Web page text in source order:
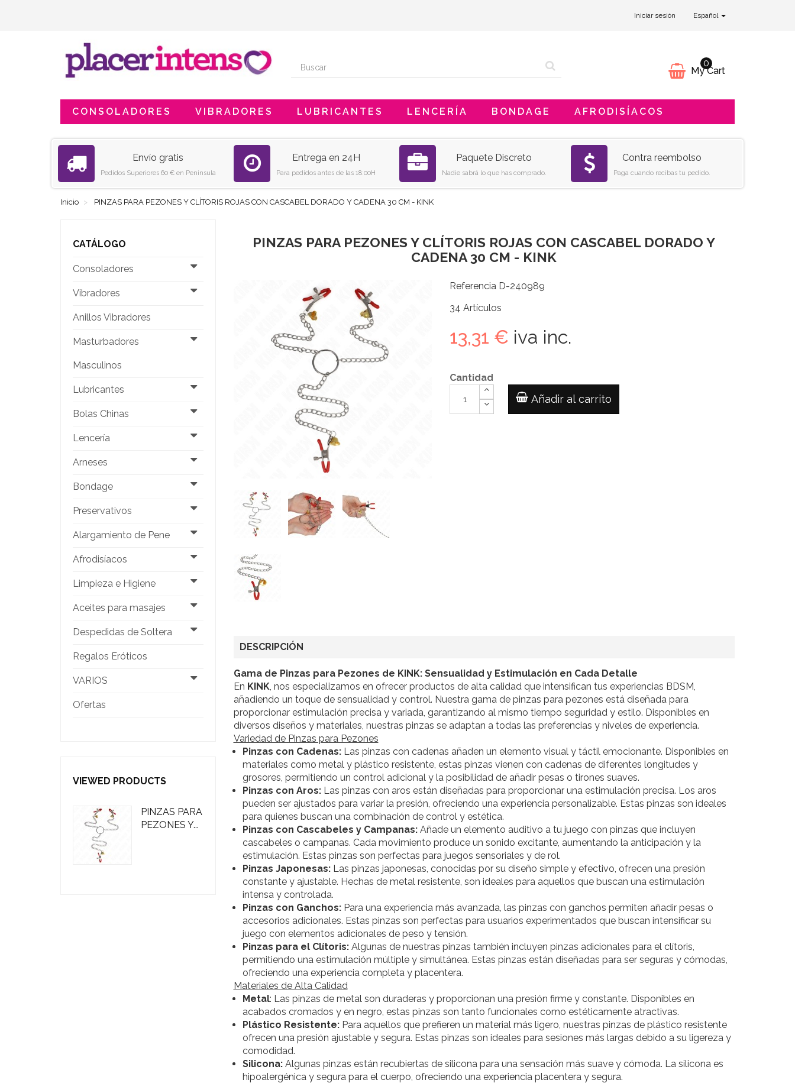
Iniciar sesión Español
My Cart
0
CONSOLADORES VIBRADORES LUBRICANTES LENCERÍA BONDAGE AFRODISÍACOS
Envío gratis
Pedidos Superiores 60 € en Peninsula
Entrega en 24H
Para pedidos antes de las 18:00H
Paquete Discreto
Nadie sabrá lo que has comprado.
Contra reembolso
Paga cuando recibas tu pedido.
Inicio PINZAS PARA PEZONES Y CLÍTORIS ROJAS CON CASCABEL DORADO Y CADENA 30 CM - KINK
CATÁLOGO
Consoladores
Vibradores
Anillos Vibradores
Masturbadores
Masculinos
Lubricantes
Bolas Chinas
Lencería
Arneses
Bondage
Preservativos
Alargamiento de Pene
Afrodisíacos
Limpieza e Higiene
Aceites para masajes
Despedidas de Soltera
Regalos Eróticos
VARIOS
Ofertas
VIEWED PRODUCTS
PINZAS PARA
PEZONES Y...
PINZAS PARA PEZONES Y CLÍTORIS ROJAS CON CASCABEL DORADO Y
CADENA 30 CM - KINK
Referencia D-240989
34 Artículos
13,31 € iva inc.
Cantidad
Añadir al carrito
DESCRIPCIÓN
Gama de Pinzas para Pezones de KINK: Sensualidad y Estimulación en Cada Detalle
En KINK , nos especializamos en ofrecer productos de alta calidad que intensifican tus experiencias BDSM,
añadiendo un toque de sensualidad y control. Nuestra gama de pinzas para pezones está diseñada para
proporcionar estimulación precisa y variada, garantizando al mismo tiempo seguridad y estilo. Disponibles en
diversos diseños y materiales, nuestras pinzas se adaptan a todas las preferencias y niveles de experiencia.
Variedad de Pinzas para Pezones
Pinzas con Cadenas: Las pinzas con cadenas añaden un elemento visual y táctil emocionante. Disponibles en
materiales como metal y plástico resistente, estas pinzas vienen con cadenas de diferentes longitudes y
grosores, permitiendo un control adicional y la posibilidad de añadir pesas o tirones suaves.
Pinzas con Aros:Las pinzas con aros están diseñadas para proporcionar una estimulación precisa. Los aros
pueden ser ajustados para variar la presión, ofreciendo una experiencia personalizable. Estas pinzas son ideales
para quienes buscan una combinación de control y estética.
Pinzas con Cascabeles y Campanas: Añade un elemento auditivo a tu juego con pinzas que incluyen
cascabeles o campanas. Cada movimiento produce un sonido excitante, aumentando la anticipación y la
estimulación. Estas pinzas son perfectas para juegos sensoriales y de rol.
Pinzas Japonesas:Las pinzas japonesas, conocidas por su diseño simple y efectivo, ofrecen una presión
constante y ajustable. Hechas de metal resistente, son ideales para aquellos que buscan una estimulación
intensa y controlada.
Pinzas con Ganchos:Para una experiencia más avanzada, las pinzas con ganchos permiten añadir pesas o
accesorios adicionales. Estas pinzas son perfectas para usuarios experimentados que buscan intensificar su
juego con elementos adicionales de peso y tensión.
Pinzas para el Clítoris:Algunas de nuestras pinzas también incluyen pinzas adicionales para el clítoris,
permitiendo una estimulación múltiple y simultánea. Estas pinzas están diseñadas para ser seguras y cómodas,
ofreciendo una experiencia completa y placentera.
Materiales de Alta Calidad
Metal: Las pinzas de metal son duraderas y proporcionan una presión firme y constante. Disponibles en
acabados cromados y en negro, estas pinzas son tanto funcionales como estéticamente atractivas.
Plástico Resistente:Para aquellos que prefieren un material más ligero, nuestras pinzas de plástico resistente
ofrecen una presión ajustable y segura. Estas pinzas son ideales para sesiones más largas debido a su ligereza y
comodidad.
Silicona: Algunas pinzas están recubiertas de silicona para una sensación más suave y cómoda. La silicona es
hipoalergénica y segura para el cuerpo, ofreciendo una experiencia placentera y segura.